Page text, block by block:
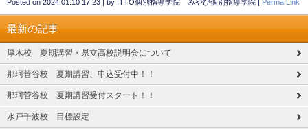
Posted on 2024.01.10 17:23 by ITTO個別指導学院 みやび個別指導学院 Perma Link
最新の記事
厚木校 夏期講習・県立高校説明会について
那珂菅谷校 夏期講習、申込受付中！！
那珂菅谷校 夏期講習受付スタート！！
水戸千波校 目標設定